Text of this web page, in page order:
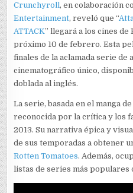
Crunchyroll, en colaboración
Entertainment, reveló que “
ATTACK” llegará a los cines de
próximo 10 de febrero. Esta
finales de la aclamada serie de
cinematográfico único,
doblada al inglés.
La serie, basada en el manga
reconocida por la crítica y los
2013. Su narrativa épica y
de sus temporadas a obtener
Rotten Tomatoes. Además,
listas de series más populares